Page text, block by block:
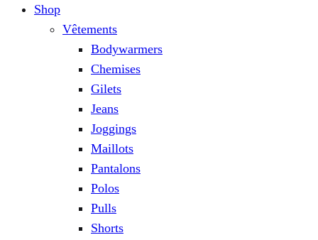
Shop
Vêtements
Bodywarmers
Chemises
Gilets
Jeans
Joggings
Maillots
Pantalons
Polos
Pulls
Shorts